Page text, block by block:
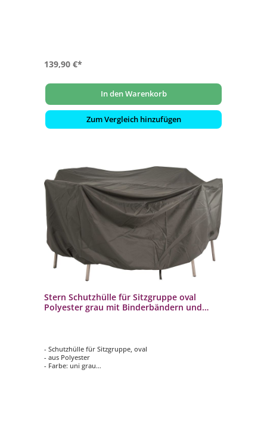
139,90 €*
In den Warenkorb
Zum Vergleich hinzufügen
Stern Schutzhülle für Sitzgruppe oval
Polyester grau mit Binderbändern und
- Schutzhülle für Sitzgruppe, oval
- aus Polyester
- Farbe: uni grau